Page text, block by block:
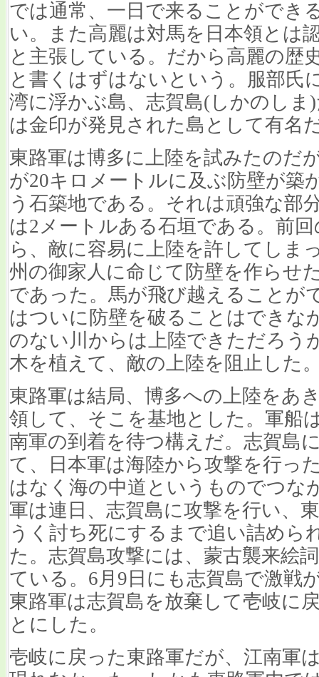
では通常、一日で来ることができ
い。また高麗は対馬を日本領とは
と主張している。だから高麗の歴
と書くはずはないという。服部氏
湾に浮かぶ島、志賀島(しかのし
は金印が発見された島として有名
東路軍は博多に上陸を試みたのだ
が20キロメートルに及ぶ防壁が築
う石築地である。それは頑強な部
は2メートルある石垣である。前
ら、敵に容易に上陸を許してしま
州の御家人に命じて防壁を作らせ
であった。馬が飛び越えることが
はついに防壁を破ることはできな
のない川からは上陸できただろう
木を植えて、敵の上陸を阻止した
東路軍は結局、博多への上陸をあ
領して、そこを基地とした。軍船
南軍の到着を待つ構えだ。志賀島
て、日本軍は海陸から攻撃を行っ
はなく海の中道というものでつな
軍は連日、志賀島に攻撃を行い、
うく討ち死にするまで追い詰めら
た。志賀島攻撃には、蒙古襲来絵
ている。6月9日にも志賀島で激戦
東路軍は志賀島を放棄して壱岐に
とにした。
壱岐に戻った東路軍だが、江南軍